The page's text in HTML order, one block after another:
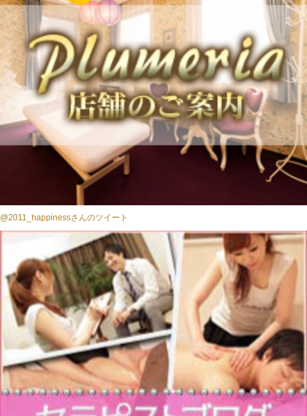
@2011_happinessさんのツイート